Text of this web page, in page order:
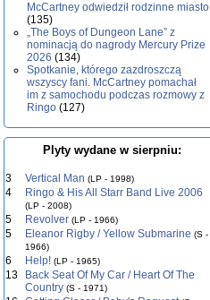
McCartney odwiedził rodzinne miasto
(135)
„The Boys of Dungeon Lane” z
nominacją do nagrody Mercury Prize
2026 (134)
Spotkanie, którego zazdroszczą
wszyscy fani. McCartney pomachał
im z samochodu podczas rozmowy z
Ringo (127)
Plyty wydane w sierpniu:
3 Vertical Man (LP - 1998)
4 Ringo & His All Starr Band Live 2006
(LP - 2008)
5 Revolver (LP - 1966)
5 Eleanor Rigby / Yellow Submarine (S -
1966)
6 Help! (LP - 1965)
13
Back Seat Of My Car / Heart Of The
Country (S - 1971)